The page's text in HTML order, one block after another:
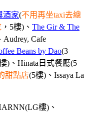
酒家(不用再坐taxi去總
，5樓) 、 The Gir & The
Audrey, Cafe
Beans by Dao(3
)、Hinata日式餐廳(5
甜點店(5樓)、Issaya La
樓)、